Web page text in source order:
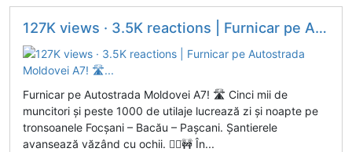
127K views · 3.5K reactions | Furnicar pe Autostrada Moldovei A7! 🛣️...
Furnicar pe Autostrada Moldovei A7! 🛣️ Cinci mii de
muncitori și peste 1000 de utilaje lucrează zi și noapte pe
tronsoanele Focșani – Bacău – Pașcani. Șantierele
avansează văzând cu ochii. 👷‍♂️🚧 În...